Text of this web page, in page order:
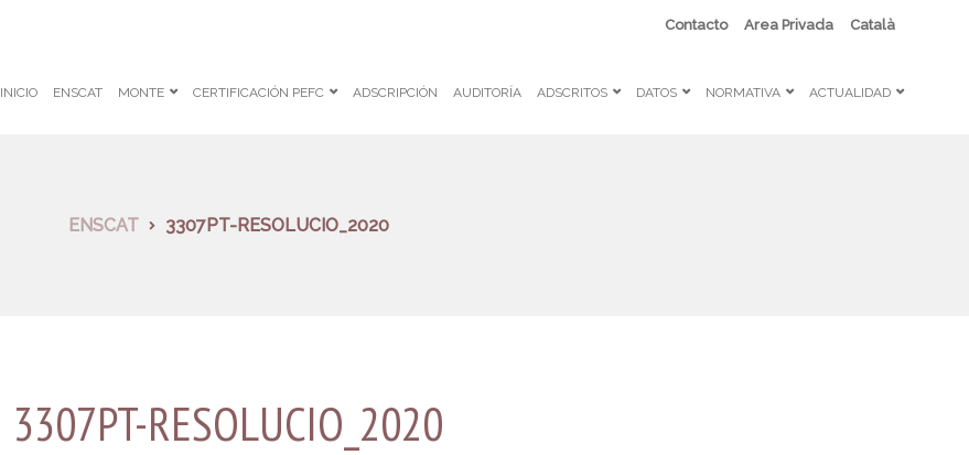
Contacto Area Privada Català
INICIO ENSCAT MONTE CERTIFICACIÓN PEFC ADSCRIPCIÓN AUDITORÍA ADSCRITOS DATOS NORMATIVA ACTUALIDAD
ENSCAT 3307PT-RESOLUCIO_2020
3307PT-RESOLUCIO_2020